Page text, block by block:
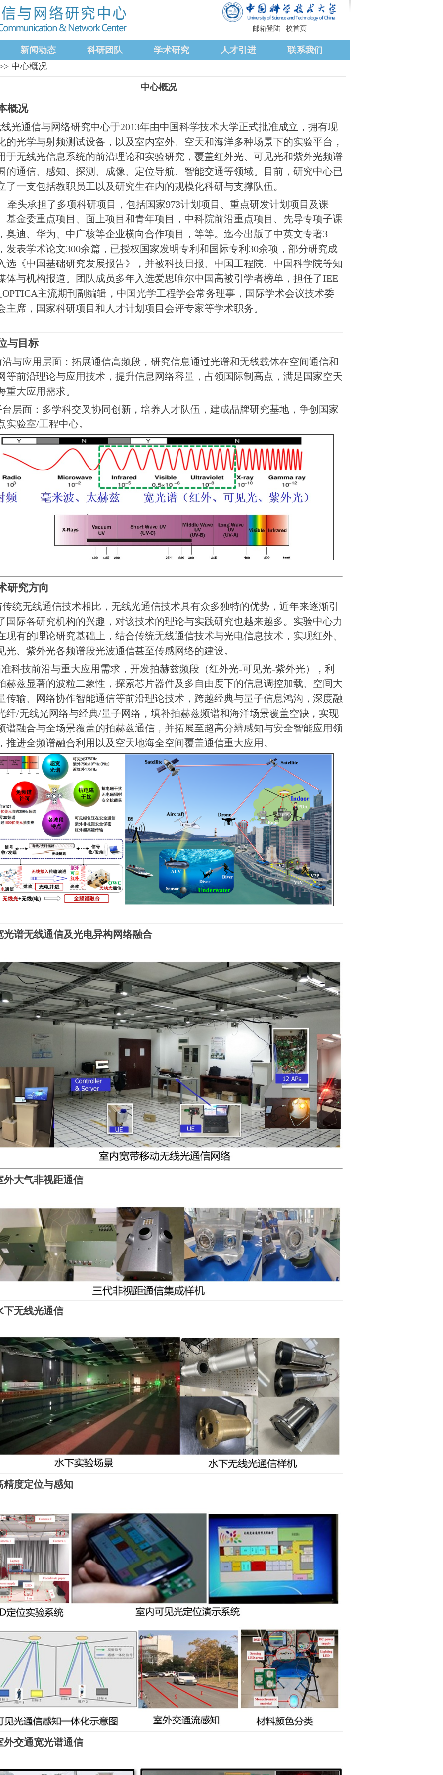
邮箱登陆 校首页
新闻动态 科研团队 学术研究 人才引进
联系我们
中心概况
中心概况
概况
光通信与网络研究中心于2013年由中国科学技术大学正式批准成立， 拥有现
的光学与射频测试设备，以及室内室外、空天和海洋多种场景下的实验平台，
于无线光信息系统的前沿理论和实验研究，覆盖红外光、可见光和紫外光频谱
的通信、感知、探测、成像、定位导航、智能交通等领域。目前，研究中心已
了一支包括教职员工以及研究生在内的规模化科研与支撑队伍。
牵头承担了多项科研项目，包括国家973计划项目、重点研发计划项目及课
基金委重点项目、面上项目和青年项目，中科院前沿重点项目、先导专项子课
奥迪、华为、中广核等企业横向合作项目，等等。迄今出版了中英文专著3
发表学术论文300余篇 ，已授权国家发明专利和国际专利 30余项，部分研究成
选《中国基础研究发展报告》，并被科技日报、中国工程院、中国科学院等知
体与机构报道。团队成员多年入选爱思唯尔中国高被引学者榜单，担任了IEE
OPTICA主流期刊副编辑，中国光学工程学会常务理事，国际学术会议技术委
主席，国家科研项目和人才计划项目会评专家等学术职务。
与目标
沿与应用层面：拓展通信高频段，研究信息通过光谱和无线载体在空间通信和
等前沿理论与应用技术，提升信息网络容量，占领国际制高点，满足国家空天
重大应用需求。
台层面：多学科交叉协同创新，培养人才队伍，建成品牌研究基地，争创国家
实验室/工程中心。
研究方向
传统无线通信技术相比，无线光通信技术具有众多独特的优势，近年来逐渐引
国际各研究机构的兴趣，对该技术的理论与实践研究也越来越多。实验中心力
现有的理论研究基础上，结合传统无线通信技术与光电信息技术，实现红外、
光、紫外光各频谱段光波通信甚至传感网络的建设。
科技前沿与重大应用需求，开发拍赫兹频段（红外光-可见光-紫外光），利
赫兹显著的波粒二象性，探索芯片器件及多自由度下的信息调控加载、空间大
传输、网络协作智能通信等前沿理论技术，跨越经典与量子信息鸿沟，深度融
纤/无线光网络与经典/量子网络，填补拍赫兹频谱和海洋场景覆盖空缺，实现
谱融合与全场景覆盖的拍赫兹通信，并拓展至超高分辨感知与安全智能应用领
推进全频谱融合利用以及空天地海全空间覆盖通信重大应用。
光谱无线通信及光电异构网络融合
外大气非视距通信
下无线光通信
精度定位与感知
外交通宽光谱通信